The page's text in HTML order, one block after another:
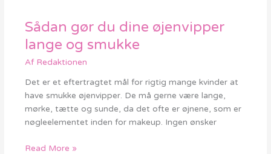
Sådan gør du dine øjenvipper
lange og smukke
Af Redaktionen
Det er et eftertragtet mål for rigtig mange kvinder at
have smukke øjenvipper. De må gerne være lange,
mørke, tætte og sunde, da det ofte er øjnene, som er
nøgleelementet inden for makeup. Ingen ønsker
Sådan
gør
du
dine
øjenvipper
lange
smukke
Read More »